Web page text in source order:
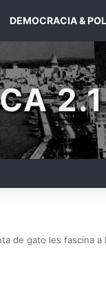
DEMOCRACIA &
2.1
de gato les fascina a